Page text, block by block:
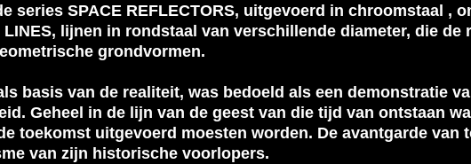
SPACE REFLECTORS, uitgevoerd in chroomstaal ,
lijnen in rondstaal van verschillende diameter, die
grondvormen.
basis van de realiteit, was bedoeld als een demonstratie
Geheel in de lijn van de geest van die tijd van ontstaan
toekomst uitgevoerd moesten worden. De avantgarde van
van zijn historische voorlopers.